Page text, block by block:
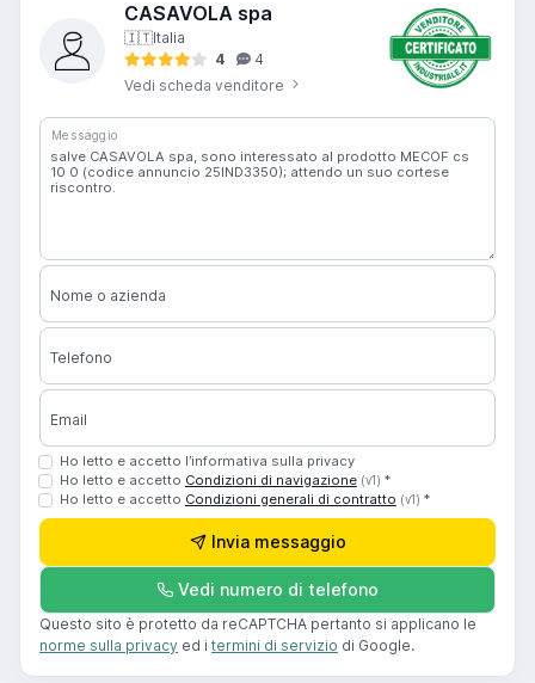
CASAVOLA spa
🇮🇹Italia
4
4
Vedi scheda venditore
Messaggio
Nome o azienda
Telefono
Email
Ho letto e accetto l’informativa sulla privacy
Ho letto e accetto Condizioni di navigazione (v1) *
Ho letto e accetto Condizioni generali di contratto (v1) *
Invia messaggio
Vedi numero di telefono
Questo sito è protetto da reCAPTCHA pertanto si applicano le
norme sulla privacy ed i termini di servizio di Google.